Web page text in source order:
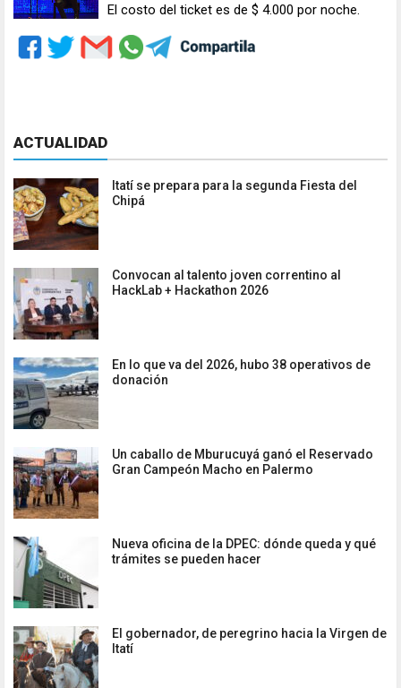
El costo del ticket es de $ 4.000 por noche.
ACTUALIDAD
Itatí se prepara para la segunda Fiesta del
Chipá
Convocan al talento joven correntino al
HackLab + Hackathon 2026
En lo que va del 2026, hubo 38 operativos de
donación
Un caballo de Mburucuyá ganó el Reservado
Gran Campeón Macho en Palermo
Nueva oficina de la DPEC: dónde queda y qué
trámites se pueden hacer
El gobernador, de peregrino hacia la Virgen de
Itatí